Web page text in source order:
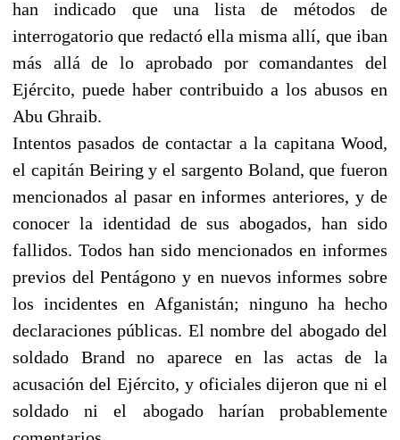
han indicado que una lista de métodos de
interrogatorio que redactó ella misma allí, que iban
más allá de lo aprobado por comandantes del
Ejército, puede haber contribuido a los abusos en
Abu Ghraib.
Intentos pasados de contactar a la capitana Wood,
el capitán Beiring y el sargento Boland, que fueron
mencionados al pasar en informes anteriores, y de
conocer la identidad de sus abogados, han sido
fallidos. Todos han sido mencionados en informes
previos del Pentágono y en nuevos informes sobre
los incidentes en Afganistán; ninguno ha hecho
declaraciones públicas. El nombre del abogado del
soldado Brand no aparece en las actas de la
acusación del Ejército, y oficiales dijeron que ni el
soldado ni el abogado harían probablemente